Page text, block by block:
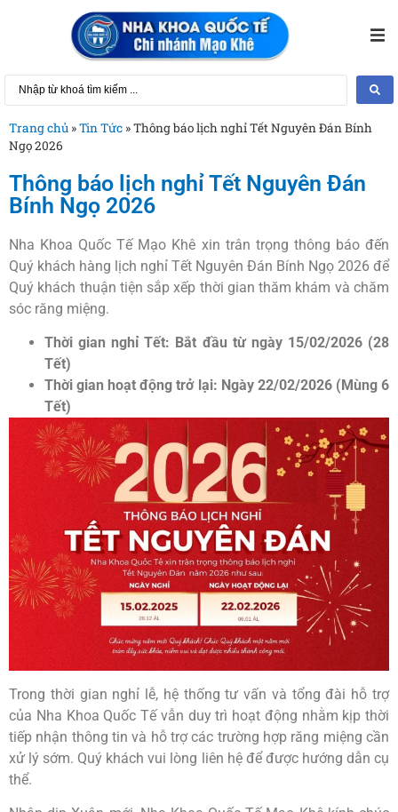
Trang chủ »Tin Tức »Thông báo lịch nghỉ Tết Nguyên Đán Bính
Ngọ 2026
Thông báo lịch nghỉ Tết Nguyên Đán
Bính Ngọ 2026
Nha Khoa Quốc Tế Mạo Khê xin trân trọng thông báo đến
Quý khách hàng lịch nghỉ Tết Nguyên Đán Bính Ngọ 2026 để
Quý khách thuận tiện sắp xếp thời gian thăm khám và chăm
sóc răng miệng.
Thời gian nghỉ Tết: Bắt đầu từ ngày 15/02/2026 (28
Tết)
Thời gian hoạt động trở lại: Ngày 22/02/2026 (Mùng 6
Tết)
Trong thời gian nghỉ lễ, hệ thống tư vấn và tổng đài hỗ trợ
của Nha Khoa Quốc Tế vẫn duy trì hoạt động nhằm kịp thời
tiếp nhận thông tin và hỗ trợ các trường hợp răng miệng cần
xử lý sớm. Quý khách vui lòng liên hệ để được hướng dẫn cụ
thể.